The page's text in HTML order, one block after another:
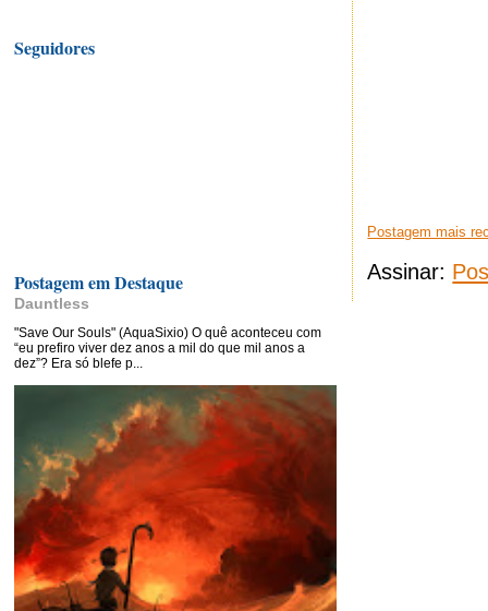
Postagem mais
Assinar:
Seguidores
Postagem em Destaque
Dauntless
"Save Our Souls" (AquaSixio) O quê aconteceu com
“eu prefiro viver dez anos a mil do que mil anos a
dez”? Era só blefe p...